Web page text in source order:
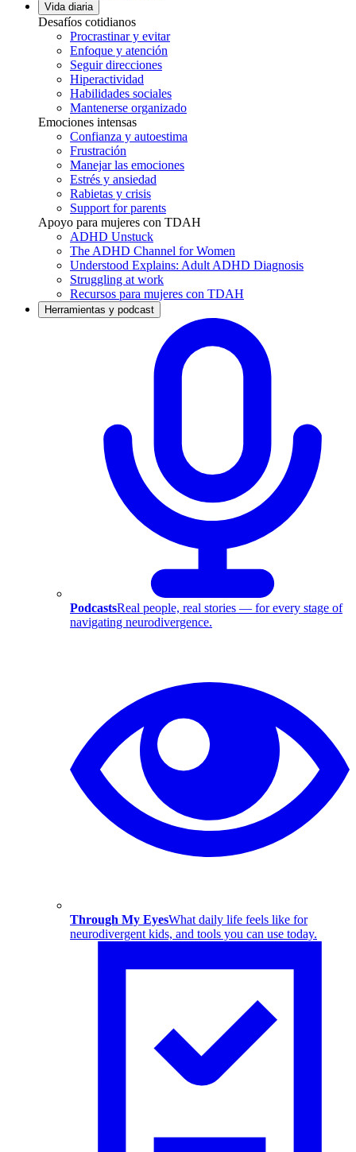
Vida diaria
Desafíos cotidianos
Procrastinar y evitar
Enfoque y atención
Seguir direcciones
Hiperactividad
Habilidades sociales
Mantenerse organizado
Emociones intensas
Confianza y autoestima
Frustración
Manejar las emociones
Estrés y ansiedad
Rabietas y crisis
Support for parents
Apoyo para mujeres con TDAH
ADHD Unstuck
The ADHD Channel for Women
Understood Explains: Adult ADHD Diagnosis
Struggling at work
Recursos para mujeres con TDAH
Herramientas y podcast
PodcastsReal people, real stories — for every stage of
navigating neurodivergence.
Through My EyesWhat daily life feels like for
neurodivergent kids, and tools you can use today.